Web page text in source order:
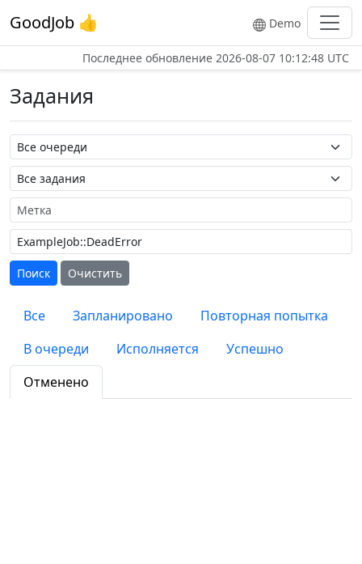
GoodJob 👍 Demo
Последнее обновление 2026-08-07 10:12:48 UTC
Задания
Название очереди
Название задания
Метка
Поиск
Очистить
Все Запланировано
Повторная попытка
В очереди
Исполняется
Успешно
Отменено